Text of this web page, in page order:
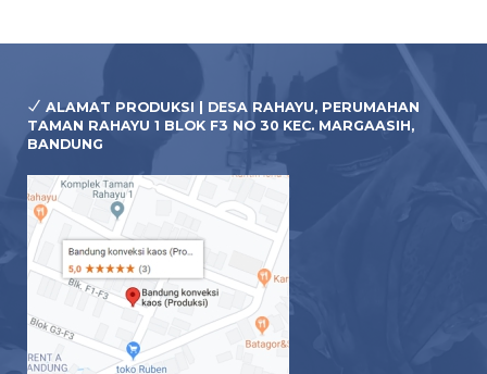
ALAMAT PRODUKSI | DESA RAHAYU, PERUMAHAN
TAMAN RAHAYU 1 BLOK F3 NO 30 KEC. MARGAASIH,
BANDUNG